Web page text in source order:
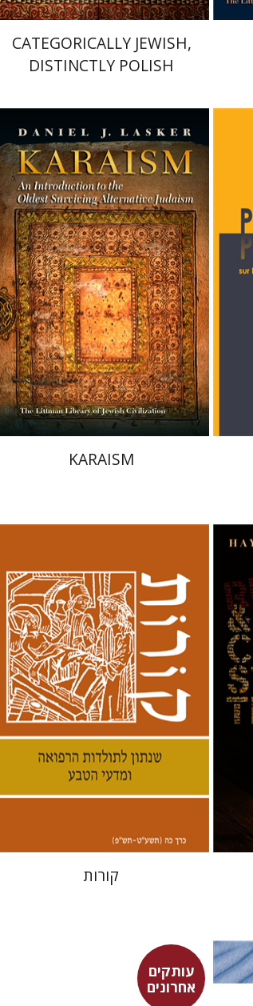
CATEGORICALLY JEWISH,
DISTINCTLY POLISH
דניאל י` לסקר
הנחת אתר ספר מודפס
$55
$50
KARAISM
קנת קולינס שמואל קוטק
הנחת אתר ספר מודפס
$33
$30
קורות
עותקים
אחרונים